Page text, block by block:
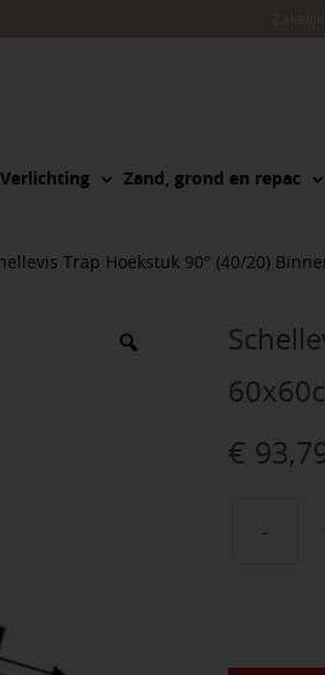
Verlichting Zand, grond en repac
Trap Hoekstuk 90° (40/20)
€